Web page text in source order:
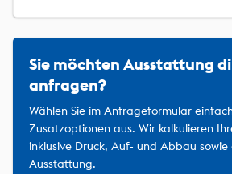
Sie möchten Ausstattung
anfragen?
Wählen Sie im Anfrageformular
Zusatzoptionen aus. Wir kalkulieren
inklusive Druck, Auf- und Abbau
Ausstattung.